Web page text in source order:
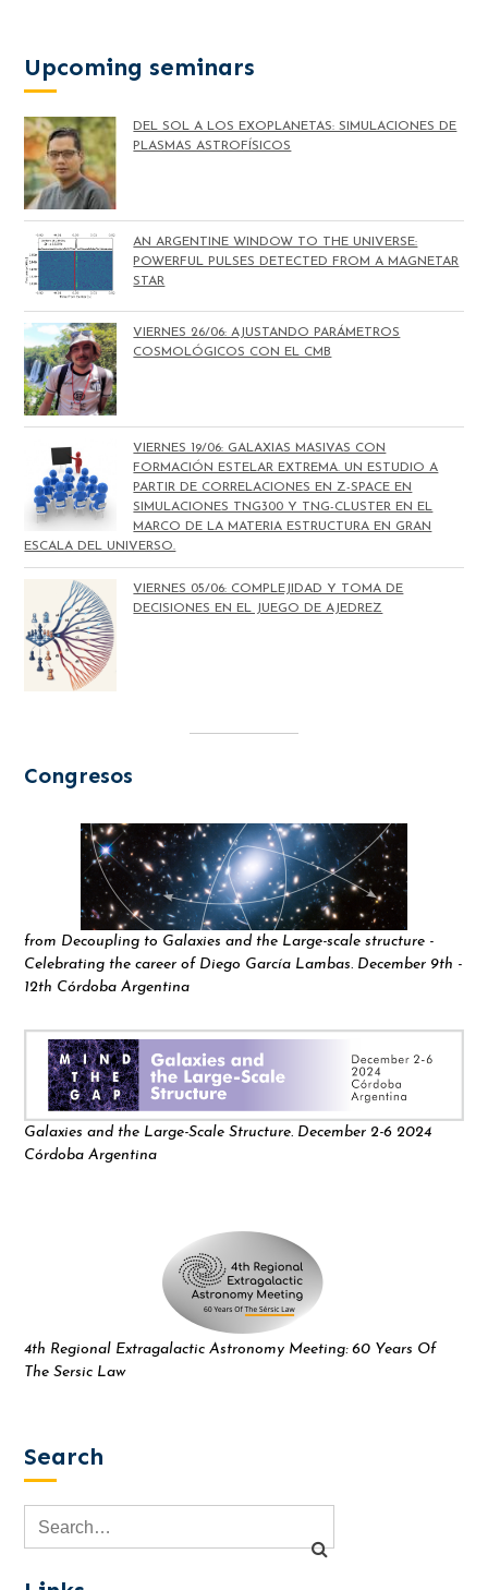
Upcoming seminars
DEL SOL A LOS EXOPLANETAS: SIMULACIONES DE
PLASMAS ASTROFÍSICOS
AN ARGENTINE WINDOW TO THE UNIVERSE:
POWERFUL PULSES DETECTED FROM A MAGNETAR
STAR
VIERNES 26/06: AJUSTANDO PARÁMETROS
COSMOLÓGICOS CON EL CMB
VIERNES 19/06: GALAXIAS MASIVAS CON
FORMACIÓN ESTELAR EXTREMA. UN ESTUDIO A
PARTIR DE CORRELACIONES EN Z-SPACE EN
SIMULACIONES TNG300 Y TNG-CLUSTER EN EL
MARCO DE LA MATERIA ESTRUCTURA EN GRAN
ESCALA DEL UNIVERSO.
VIERNES 05/06: COMPLEJIDAD Y TOMA DE
DECISIONES EN EL JUEGO DE AJEDREZ
Congresos
from Decoupling to Galaxies and the Large-scale structure -
Celebrating the career of Diego García Lambas. December 9th -
12th Córdoba Argentina
Galaxies and the Large-Scale Structure. December 2-6 2024
Córdoba Argentina
4th Regional Extragalactic Astronomy Meeting: 60 Years Of
The Sersic Law
Search